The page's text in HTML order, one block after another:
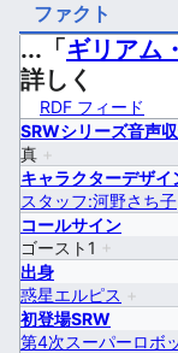
ファクト
...「ギリアム
詳しく
RDF フィード
SRWシリーズ音声
真 +
キャラクターデザイ
スタッフ:河野さち子
コールサイン
ゴースト1 +
出身
惑星エルピス +
初登場SRW
第4次スーパーロボ